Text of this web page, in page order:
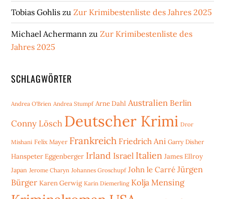
Tobias Gohlis zuZur Krimibestenliste des Jahres 2025
Michael Achermann zuZur Krimibestenliste des
Jahres 2025
SCHLAGWÖRTER
Andrea O'Brien Andrea Stumpf Arne Dahl Australien Berlin
Conny Lösch Deutscher Krimi Dror
Mishani Felix Mayer Frankreich Friedrich Ani Garry Disher
Hanspeter Eggenberger Irland Israel Italien James Ellroy
Japan Jerome Charyn Johannes Groschupf John le Carré Jürgen
Bürger Karen Gerwig Karin Diemerling Kolja Mensing